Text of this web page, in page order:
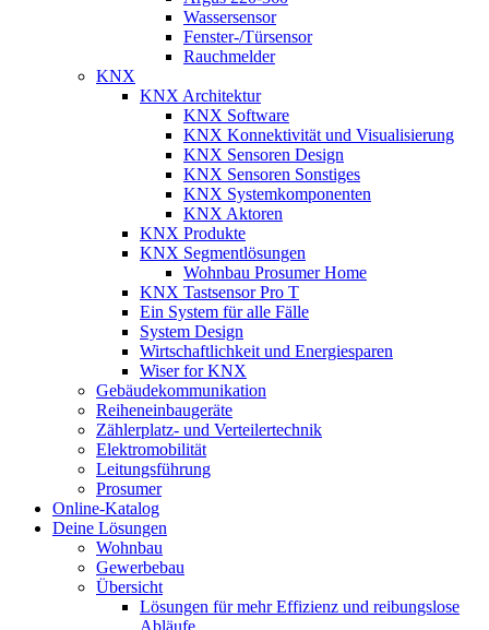
Wassersensor
Fenster-/Türsensor
Rauchmelder
KNX
KNX Architektur
KNX Software
KNX Konnektivität und Visualisierung
KNX Sensoren Design
KNX Sensoren Sonstiges
KNX Systemkomponenten
KNX Aktoren
KNX Produkte
KNX Segmentlösungen
Wohnbau Prosumer Home
KNX Tastsensor Pro T
Ein System für alle Fälle
System Design
Wirtschaftlichkeit und Energiesparen
Wiser for KNX
Gebäudekommunikation
Reiheneinbaugeräte
Zählerplatz- und Verteilertechnik
Elektromobilität
Leitungsführung
Prosumer
Online-Katalog
Deine Lösungen
Wohnbau
Gewerbebau
Übersicht
Lösungen für mehr Effizienz und reibungslose
Abläufe